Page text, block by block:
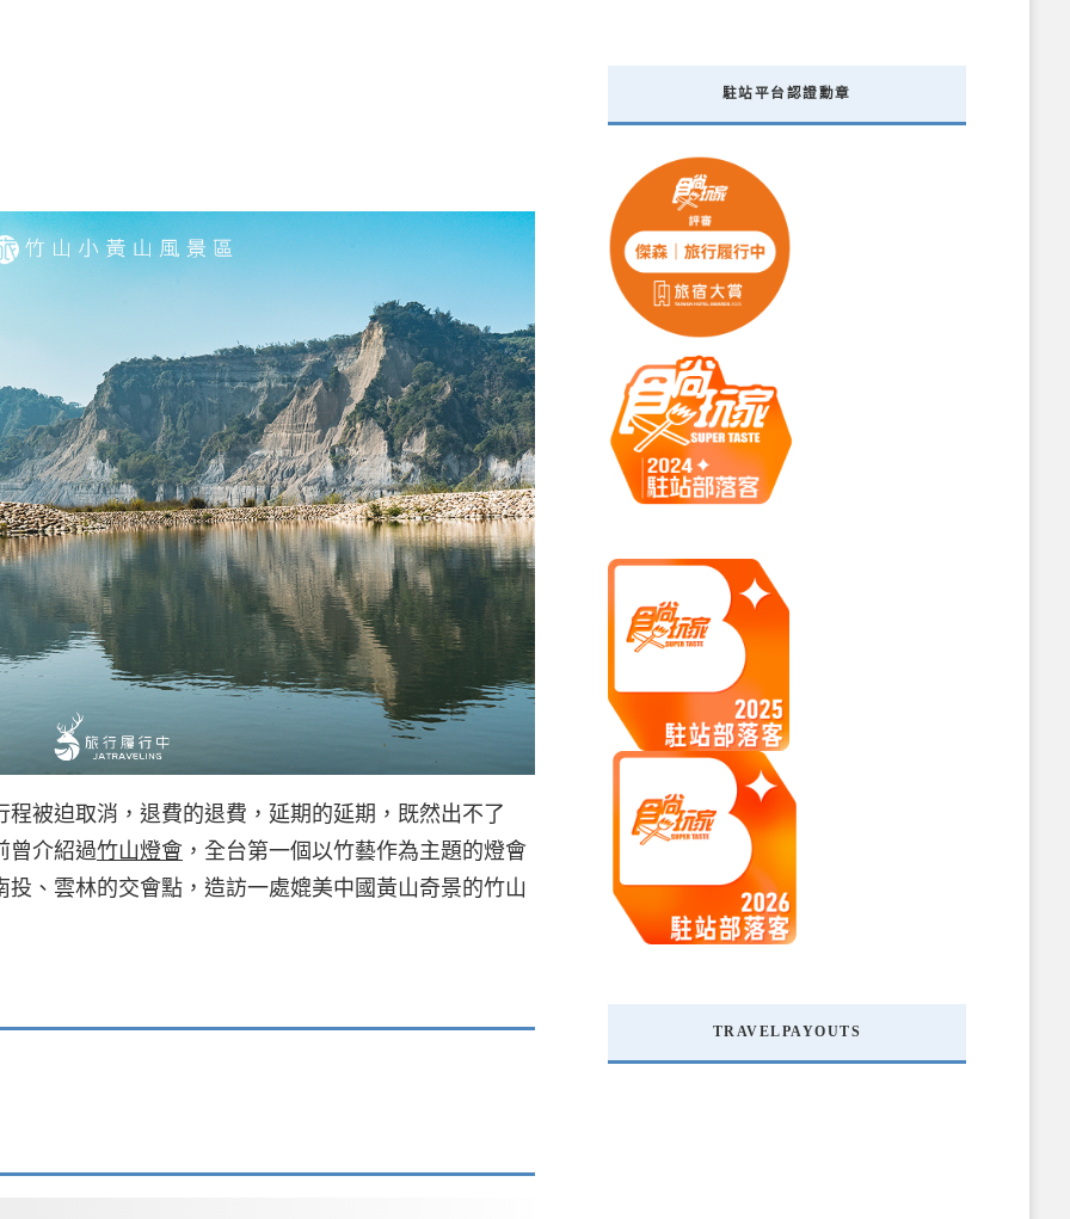
被迫取消，退費的退費，延期的延期，既然出不了
曾介紹過竹山燈會 ，全台第一個以竹藝作為主題的燈會
、雲林的交會點，造訪一處媲美中國黃山奇景的竹山
駐站平台認證勳章
TRAVELPAYOUTS